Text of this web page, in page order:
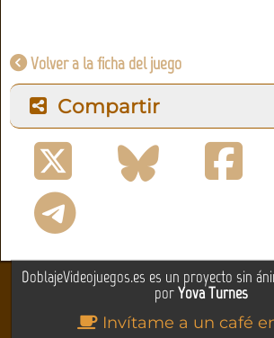
Volver a la ficha del juego
Compartir
DoblajeVideojuegos.es es un proyecto sin
porYova Turnes
Invítame a un café